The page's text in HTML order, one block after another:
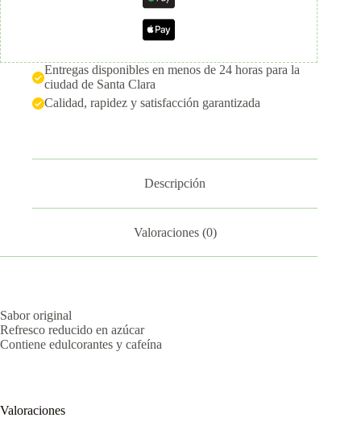
Entregas disponibles en menos de 24 horas para la
ciudad de Santa Clara
Calidad, rapidez y satisfacción garantizada
Descripción
Valoraciones (0)
Sabor original
Refresco reducido en azúcar
Contiene edulcorantes y cafeína
Valoraciones